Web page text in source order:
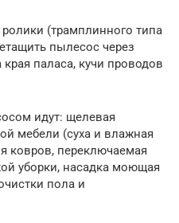
(трамплинного типа
пылесос через
паласа, кучи проводов
идут: щелевая
мебели (суха и влажная
ковров, переключаемая
уборки, насадка моющая
пола и